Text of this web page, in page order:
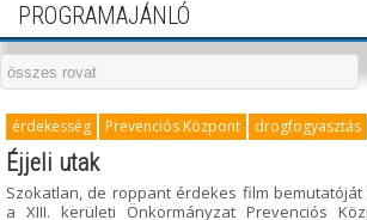
PROGRAMAJÁNLÓ
érdekesség Prevenciós Központ drogfogyasztás
Éjjeli utak
Szokatlan, de roppant érdekes film
a XIII. kerületi Önkormányzat Prevenciós